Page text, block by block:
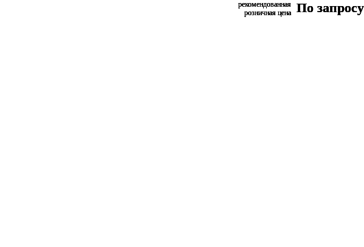
рекомендованная
розничная цена
По запросу
рекомендованная
розничная цена
По запросу
рекомендованная
розничная цена
По запросу